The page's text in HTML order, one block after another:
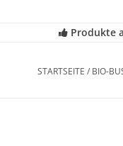
Produkte
STARTSEITE / BIO-